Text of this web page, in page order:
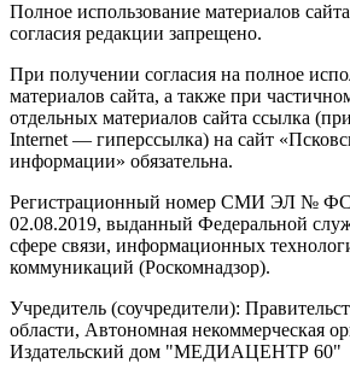
Полное использование материалов
согласия редакции запрещено.
При получении согласия на полное
материалов сайта, а также при
отдельных материалов сайта ссылка
Internet — гиперссылка) на сайт
информации» обязательна.
Регистрационный номер СМИ ЭЛ №
02.08.2019, выданный Федеральной
сфере связи, информационных
коммуникаций (Роскомнадзор).
Учредитель (соучредители):
области, Автономная некоммерческая
Издательский дом "МЕДИАЦЕНТР 60"